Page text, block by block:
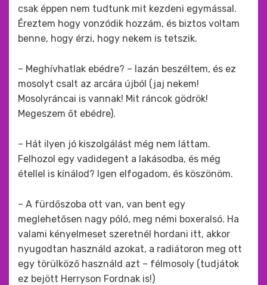
csak éppen nem tudtunk mit kezdeni egymással.
Éreztem hogy vonzódik hozzám, és biztos voltam
benne, hogy érzi, hogy nekem is tetszik.
– Meghívhatlak ebédre? – lazán beszéltem, és ez
mosolyt csalt az arcára újból (jaj nekem!
Mosolyráncai is vannak! Mit ráncok gödrök!
Megeszem őt ebédre).
– Hát ilyen jó kiszolgálást még nem láttam.
Felhozol egy vadidegent a lakásodba, és még
étellel is kínálod? Igen elfogadom, és köszönöm.
– A fürdőszoba ott van, van bent egy
meglehetősen nagy póló, meg némi boxeralsó. Ha
valami kényelmeset szeretnél hordani itt, akkor
nyugodtan használd azokat, a radiátoron meg ott
egy törülköző használd azt – félmosoly (tudjátok
ez bejött Herryson Fordnak is!)